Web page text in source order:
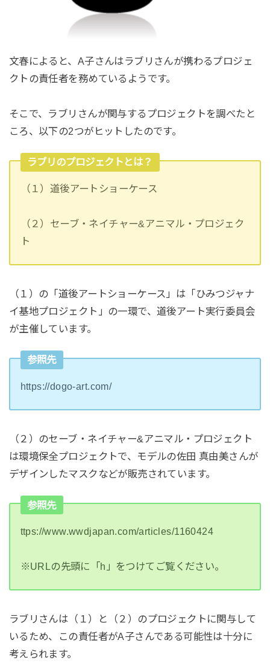
文春によると、A子さんはラブリさんが携わるプロジェ
クトの責任者を務めているようです。
そこで、ラブリさんが関与するプロジェクトを調べたと
ころ、以下の2つがヒットしたのです。
ラブリのプロジェクトとは？
（１）道後アートショーケース
（２）セーブ・ネイチャー&アニマル・プロジェク
ト
（１）の「道後アートショーケース」は「ひみつジャナ
イ基地プロジェクト」の一環で、道後アート実行委員会
が主催しています。
参照先
https://dogo-art.com/
（２）のセーブ・ネイチャー&アニマル・プロジェクト
は環境保全プロジェクトで、モデルの佐田 真由美さんが
デザインしたマスクなどが販売されています。
参照先
ttps://www.wwdjapan.com/articles/1160424
※URLの先頭に「h」をつけてご覧ください。
ラブリさんは（１）と（２）のプロジェクトに関与して
いるため、この責任者がA子さんである可能性は十分に
考えられます。